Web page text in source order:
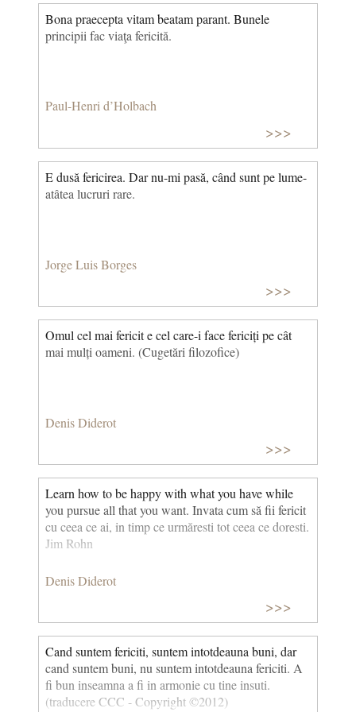
Bona praecepta vitam beatam parant. Bunele
principii fac viaţa fericită.
Paul-Henri d’Holbach
>>>
E dusă fericirea. Dar nu-mi pasă, când sunt pe lume-
atâtea lucruri rare.
Jorge Luis Borges
>>>
Omul cel mai fericit e cel care-i face fericiți pe cât
mai mulți oameni. (Cugetări filozofice)
Denis Diderot
>>>
Learn how to be happy with what you have while
you pursue all that you want. Invata cum să fii fericit
cu ceea ce ai, in timp ce urmăresti tot ceea ce doresti.
Jim Rohn
Denis Diderot
>>>
Cand suntem fericiti, suntem intotdeauna buni, dar
cand suntem buni, nu suntem intotdeauna fericiti. A
fi bun inseamna a fi in armonie cu tine insuti.
(traducere CCC - Copyright ©2012)